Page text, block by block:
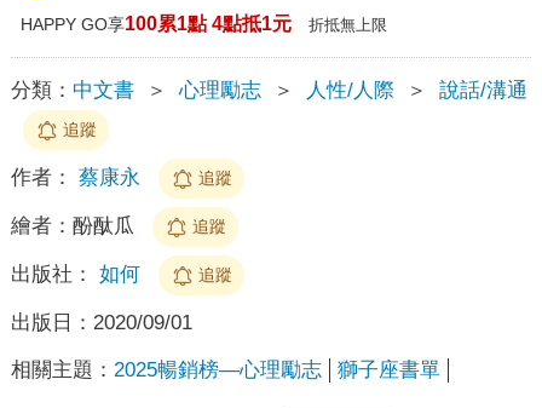
HAPPY GO享100累1點 4點抵1元 折抵無上限
分類： 中文書 ＞ 心理勵志 ＞ 人性/人際 ＞ 說話/溝通
追蹤
作者： 蔡康永 追蹤
繪者： 酚酞瓜 追蹤
出版社： 如何 追蹤
出版日： 2020/09/01
相關主題： 2025暢銷榜—心理勵志 獅子座書單